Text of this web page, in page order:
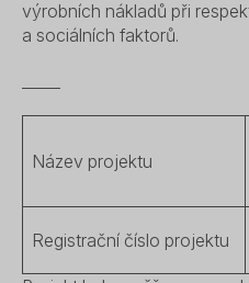
výrobních nákladů při
a sociálních faktorů.
Název projektu
Registrační číslo projektu